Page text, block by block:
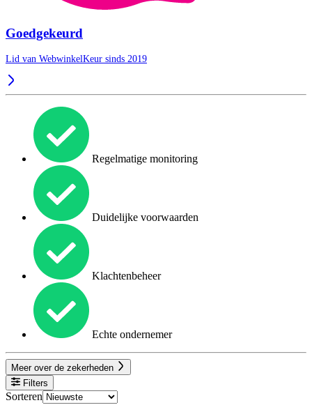
Goedgekeurd
Lid van WebwinkelKeur sinds 2019
Regelmatige monitoring
Duidelijke voorwaarden
Klachtenbeheer
Echte ondernemer
Meer over de zekerheden
Filters
Sorteren